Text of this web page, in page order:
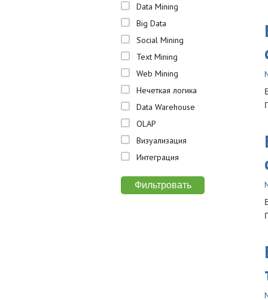
Data Mining
Big Data
Social Mining
Text Mining
Web Mining
Нечеткая логика
Data Warehouse
OLAP
Визуализация
Интеграция